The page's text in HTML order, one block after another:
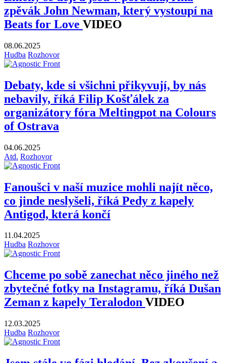
zpěvák John Newman, který vystoupí na
Beats for Love VIDEO
08.06.2025
Hudba Rozhovor
Debaty, kde si všichni přikyvují, by nás
nebavily, říká Filip Košťálek za
organizátory fóra Meltingpot na Colours
of Ostrava
04.06.2025
Atd. Rozhovor
Fanoušci v naší muzice mohli najít něco,
co jinde neslyšeli, říká Pedy z kapely
Antigod, která končí
11.04.2025
Hudba Rozhovor
Chceme po sobě zanechat něco jiného než
zbytečné fotky na Instagramu, říká Dušan
Zeman z kapely Teralodon VIDEO
12.03.2025
Hudba Rozhovor